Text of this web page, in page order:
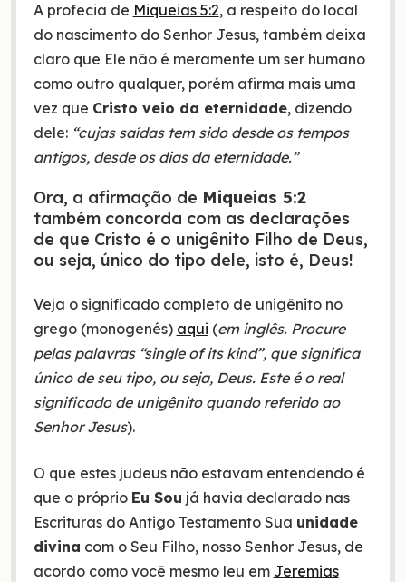
A profecia de Miqueias 5:2, a respeito do local
do nascimento do Senhor Jesus, também deixa
claro que Ele não é meramente um ser humano
como outro qualquer, porém afirma mais uma
vez que Cristo veio da eternidade, dizendo
dele: “cujas saídas tem sido desde os tempos
antigos, desde os dias da eternidade.”
Ora, a afirmação de Miqueias 5:2
também concorda com as declarações
de que Cristo é o unigênito Filho de Deus,
ou seja, único do tipo dele, isto é, Deus!
Veja o significado completo de unigênito no
grego (monogenés) aqui (em inglês. Procure
pelas palavras “single of its kind”, que significa
único de seu tipo, ou seja, Deus. Este é o real
significado de unigênito quando referido ao
Senhor Jesus).
O que estes judeus não estavam entendendo é
que o próprio Eu Sou já havia declarado nas
Escrituras do Antigo Testamento Sua unidade
divina com o Seu Filho, nosso Senhor Jesus, de
acordo como você mesmo leu em Jeremias